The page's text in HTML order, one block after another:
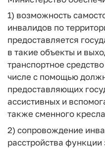
1) возможность
инвалидов по
предоставляется
в такие объекты и
транспортное
числе с помощью
предоставляющих
ассистивных и
также сменного
2) сопровождение
расстройства функции